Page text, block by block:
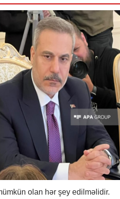
olan hər şey edilməlidir.